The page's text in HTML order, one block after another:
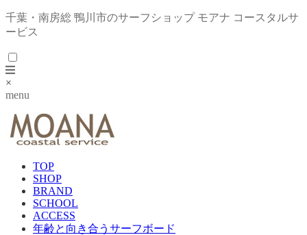
千葉・南房総 鴨川市のサーフショップ モアナ コースタルサ
ービス
×
menu
TOP
SHOP
BRAND
SCHOOL
ACCESS
年齢と向き合うサーフボード